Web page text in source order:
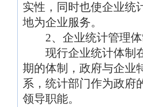
实性，同时也使企业统
地为企业服务。
2、企业统计管理体
现行企业统计体制在
期的体制，政府与企业
系，统计部门作为政府
领导职能。